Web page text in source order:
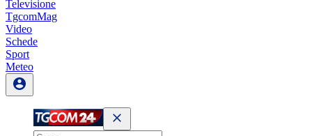
Televisione
TgcomMag
Video
Schede
Sport
Meteo